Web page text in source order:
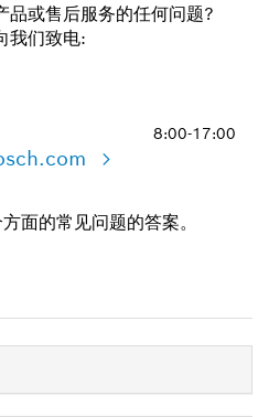
品或售后服务的任何问题?
我们致电:
8:00-17:00
面的常见问题的答案。